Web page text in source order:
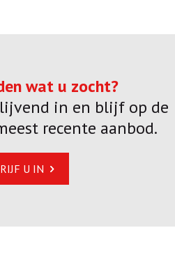
wat u zocht?
in en blijf op de
recente aanbod.
U IN